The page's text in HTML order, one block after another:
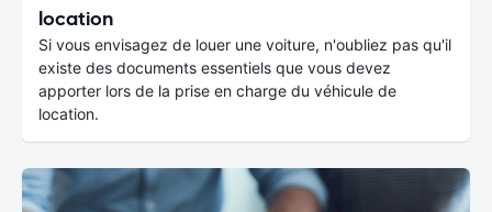
location
Si vous envisagez de louer une voiture, n'oubliez pas qu'il
existe des documents essentiels que vous devez
apporter lors de la prise en charge du véhicule de
location.